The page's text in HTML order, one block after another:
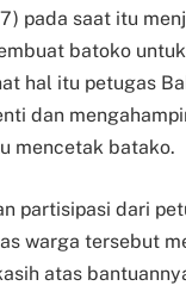
pada saat itu
batoko
hal itu petugas
dan
mencetak batako.
partisipasi dari
warga tersebut
atas